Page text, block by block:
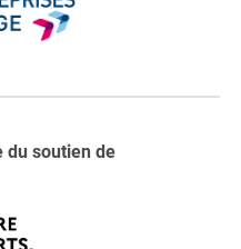
du soutien de